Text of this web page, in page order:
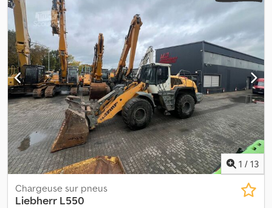
1 / 13
Chargeuse sur pneus
Liebherr L550